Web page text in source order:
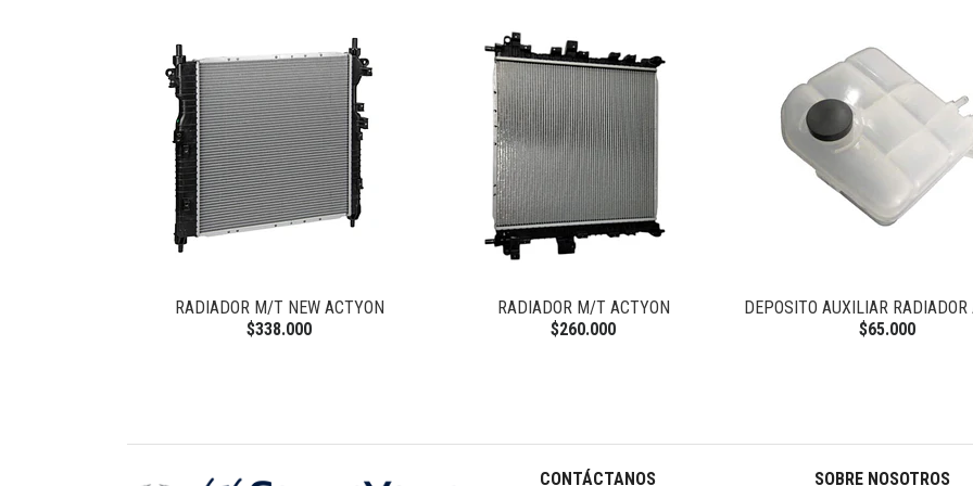
RADIADOR M/T ACTYON
$260.000
DEPOSITO AUXILIAR RADIADOR ACTYON
$65.000
TERMOSTATO NEW
$58.000
CONTÁCTANOS SOBRE NOSOTROS